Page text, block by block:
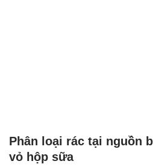
Phân loại rác tại nguồn
vỏ hộp sữa